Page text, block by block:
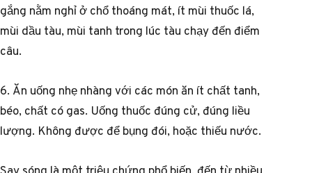
gắng nằm nghỉ ở chổ thoáng mát, ít mùi thuốc lá,
mùi dầu tàu, mùi tanh trong lúc tàu chạy đến điểm
câu.
6. Ăn uống nhẹ nhàng với các món ăn ít chất tanh,
béo, chất có gas. Uống thuốc đúng cử, đúng liều
lượng. Không được để bụng đói, hoặc thiếu nước.